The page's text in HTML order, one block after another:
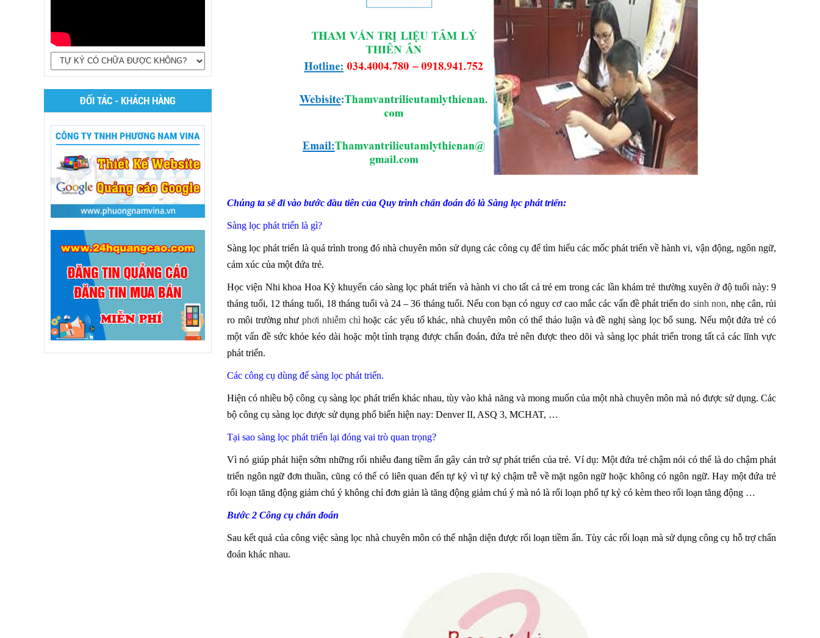
ĐỐI TÁC - KHÁCH HÀNG
Chúng ta sẽ đi vào bước đầu tiên của Quy trình chẩn đoán đó là Sàng lọc phát triển:
Sàng lọc phát triển là gì?
Sàng lọc phát triển là quá trình trong đó nhà chuyên môn sử dụng các công cụ để tìm hiểu các mốc phát triển về hành vi, vận động, ngôn ngữ,
cảm xúc của một đứa trẻ.
Học viện Nhi khoa Hoa Kỳ khuyến cáo sàng lọc phát triển và hành vi cho tất cả trẻ em trong các lần khám trẻ thường xuyên ở độ tuổi này: 9
tháng tuổi, 12 tháng tuổi, 18 tháng tuổi và 24 – 36 tháng tuổi. Nếu con bạn có nguy cơ cao mắc các vấn đề phát triển do sinh non, nhẹ cân, rủi
ro môi trường nhưphơi nhiễm chìhoặc các yếu tố khác, nhà chuyên môn có thể thảo luận và đề nghị sàng lọc bổ sung. Nếu một đứa trẻ có
một vấn đề sức khỏe kéo dài hoặc một tình trạng được chẩn đoán, đứa trẻ nên được theo dõi và sàng lọc phát triển trong tất cả các lĩnh vực
phát triển.
Các công cụ dùng để sàng lọc phát triển.
Hiện có nhiều bộ công cụ sàng lọc phát triển khác nhau, tùy vào khả năng và mong muốn của một nhà chuyên môn mà nó được sử dụng. Các
bộ công cụ sàng lọc được sử dụng phổ biến hiện nay: Denver II, ASQ 3, MCHAT, …
Tại sao sàng lọc phát triển lại đóng vai trò quan trọng?
Vì nó giúp phát hiện sớm những rối nhiễu đang tiềm ẩn gây cản trở sự phát triển của trẻ. Ví dụ: Một đứa trẻ chậm nói có thể là do chậm phát
triển ngôn ngữ đơn thuần, cũng có thể có liên quan đến tự kỷ vì tự kỷ chậm trễ về mặt ngôn ngữ hoặc không có ngôn ngữ. Hay một đứa trẻ
rối loạn tăng động giảm chú ý không chỉ đơn giản là tăng động giảm chú ý mà nó là rối loạn phổ tự kỷ có kèm theo rối loạn tăng động …
Bước 2 Công cụ chẩn đoán
Sau kết quả của công việc sàng lọc nhà chuyên môn có thể nhận diện được rối loạn tiềm ẩn. Tùy các rối loạn mà sử dụng công cụ hỗ trợ chẩn
đoán khác nhau.